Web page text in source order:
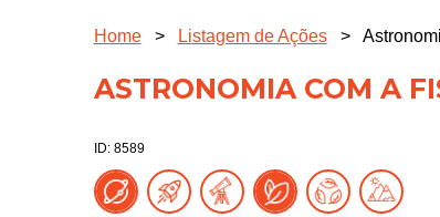
Home > Listagem de Ações >
ASTRONOMIA COM A
ID: 8589